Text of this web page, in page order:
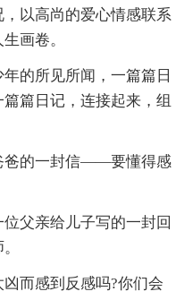
以高尚的爱心情感联系
画卷。
的所见所闻，一篇篇日
篇日记，连接起来，组
爸的一封信——要懂得感
父亲给儿子写的一封回
而感到反感吗?你们会